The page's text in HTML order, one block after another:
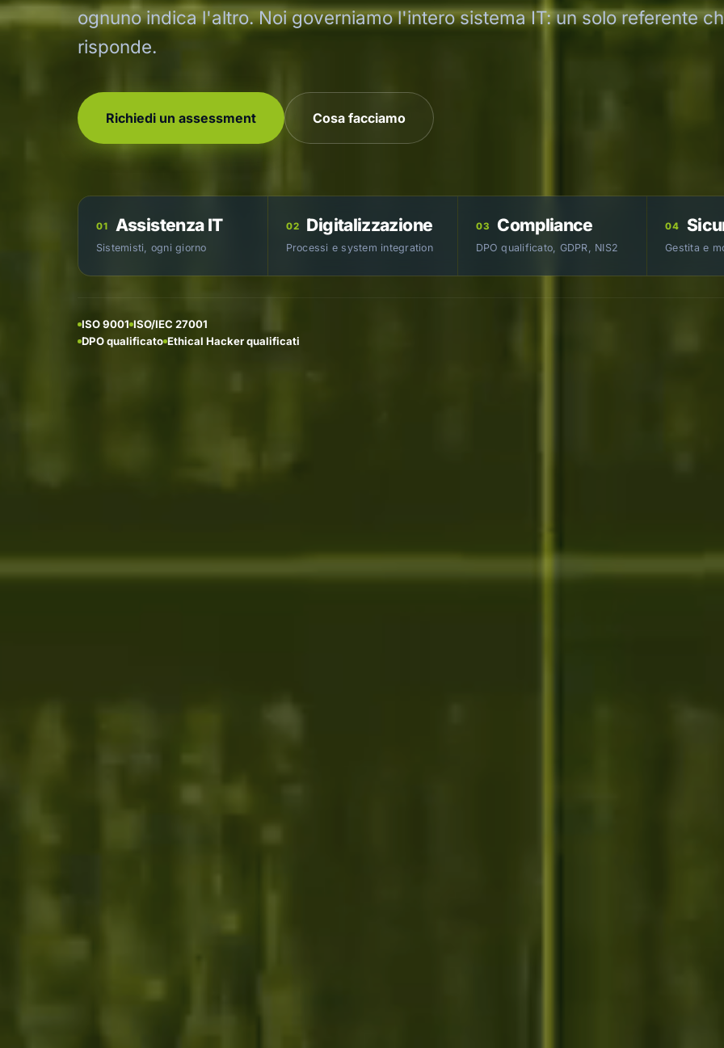
ognuno indica l'altro. Noi governiamo l'intero sistema IT: un solo referente
risponde.
Richiedi un assessment Cosa facciamo
01 Assistenza IT
Sistemisti, ogni giorno
02 Digitalizzazione
Processi e system integration
03 Compliance
DPO qualificato, GDPR, NIS2
04
Gestita e
ISO 9001 ISO/IEC 27001
DPO qualificato Ethical Hacker qualificati